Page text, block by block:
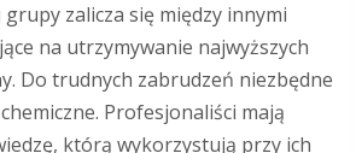
zalicza się między innymi
na utrzymywanie najwyższych
Do trudnych zabrudzeń niezbędne
Profesjonaliści mają
którą wykorzystują przy ich